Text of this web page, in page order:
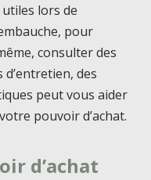
lors de
pour
consulter des
des
peut vous aider
pouvoir d’achat.
d’achat